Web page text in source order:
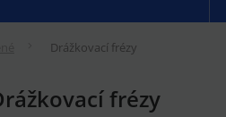
Drážkovací frézy
frézy